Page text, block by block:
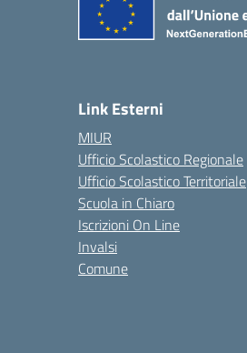
Link Esterni
MIUR
Ufficio Scolastico Regionale
Ufficio Scolastico Territoriale
Scuola in Chiaro
Iscrizioni On Line
Invalsi
Comune